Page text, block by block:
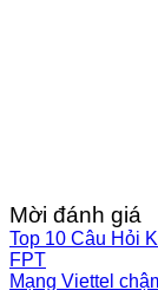
Mời đánh giá
Top 10 Câu Hỏi
FPT
Mạng Viettel